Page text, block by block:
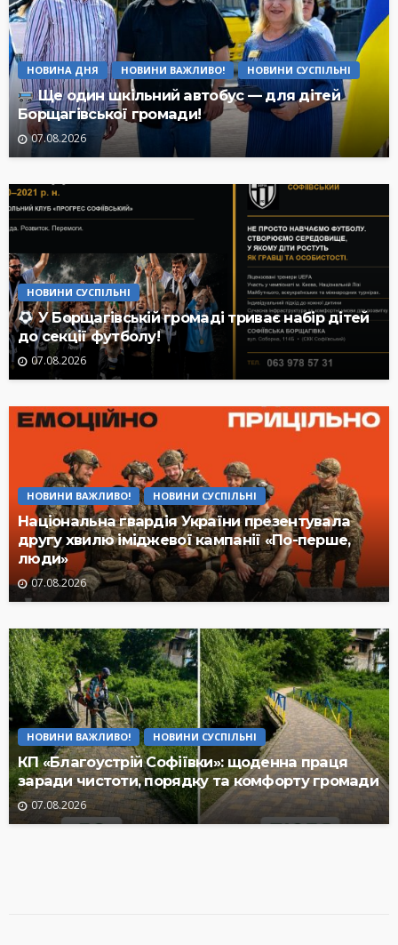
НОВИНА ДНЯ НОВИНИ ВАЖЛИВО! НОВИНИ СУСПІЛЬНІ
Ще один шкільний автобус — для дітей
Борщагівської громади!
07.08.2026
НОВИНИ СУСПІЛЬНІ
У Борщагівській громаді триває набір дітей
до секції футболу!
07.08.2026
НОВИНИ ВАЖЛИВО! НОВИНИ СУСПІЛЬНІ
Національна гвардія України презентувала
другу хвилю іміджевої кампанії «По-перше,
люди»
07.08.2026
НОВИНИ ВАЖЛИВО! НОВИНИ СУСПІЛЬНІ
КП «Благоустрій Софіївки»: щоденна праця
заради чистоти, порядку та комфорту громади
07.08.2026